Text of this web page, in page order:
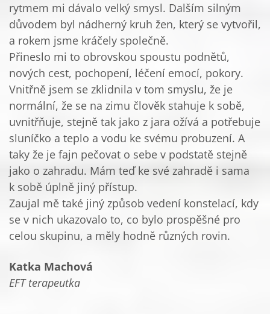
rytmem mi dávalo velký smysl. Dalším silným
důvodem byl nádherný kruh žen, který se vytvořil,
a rokem jsme kráčely společně.
Přineslo mi to obrovskou spoustu podnětů,
nových cest, pochopení, léčení emocí, pokory.
Vnitřně jsem se zklidnila v tom smyslu, že je
normální, že se na zimu člověk stahuje k sobě,
uvnitřňuje, stejně tak jako z jara ožívá a potřebuje
sluníčko a teplo a vodu ke svému probuzení. A
taky že je fajn pečovat o sebe v podstatě stejně
jako o zahradu. Mám teď ke své zahradě i sama
k sobě úplně jiný přístup.
Zaujal mě také jiný způsob vedení konstelací, kdy
se v nich ukazovalo to, co bylo prospěšné pro
celou skupinu, a měly hodně různých rovin.
Katka Machová
EFT terapeutka